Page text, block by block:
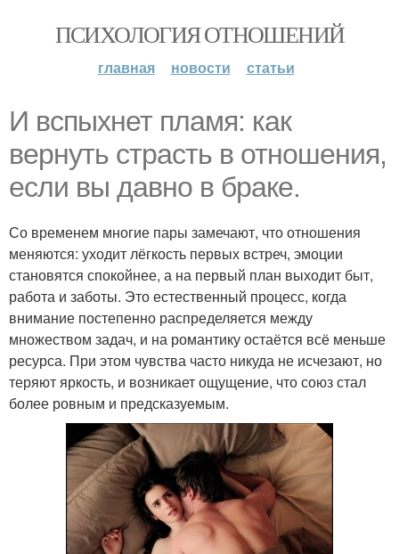
ПСИХОЛОГИЯ ОТНОШЕНИЙ
главная новости статьи
И вспыхнет пламя: как
вернуть страсть в отношения,
если вы давно в браке.
Со временем многие пары замечают, что отношения
меняются: уходит лёгкость первых встреч, эмоции
становятся спокойнее, а на первый план выходит быт,
работа и заботы. Это естественный процесс, когда
внимание постепенно распределяется между
множеством задач, и на романтику остаётся всё меньше
ресурса. При этом чувства часто никуда не исчезают, но
теряют яркость, и возникает ощущение, что союз стал
более ровным и предсказуемым.